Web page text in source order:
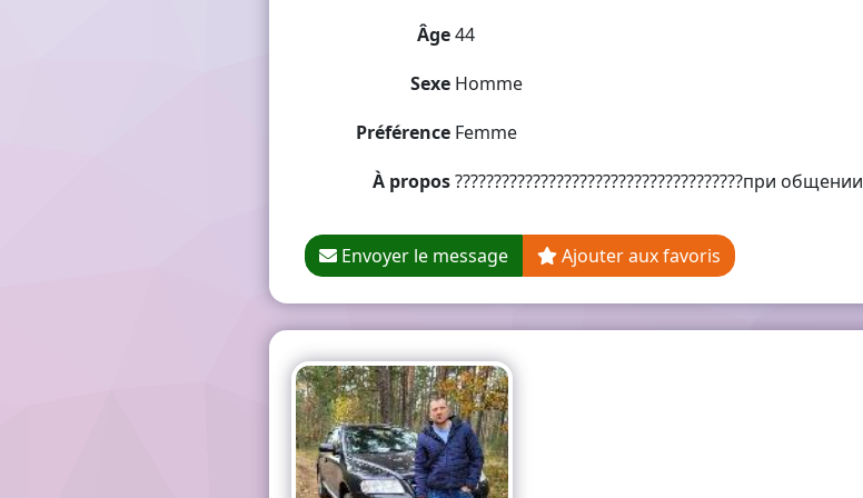
Âge44
Sexe Homme
Préférence Femme
À propos?????????????????????????????????????при общении
Envoyer le message Ajouter aux favoris